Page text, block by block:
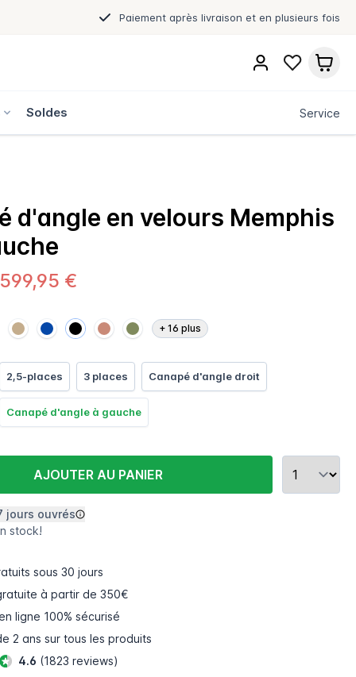
Paiement après livraison et en plusieurs fois
Soldes Service
d'angle en velours Memphis
€
+16 plus
2,5-places 3 places Canapé d'angle droit
Canapé d'angle à gauche
AJOUTER AU PANIER
jours ouvrés
stock!
sous 30 jours
à partir de 350€
ligne 100% sécurisé
2 ans sur tous les produits
4.6 (1823 reviews)